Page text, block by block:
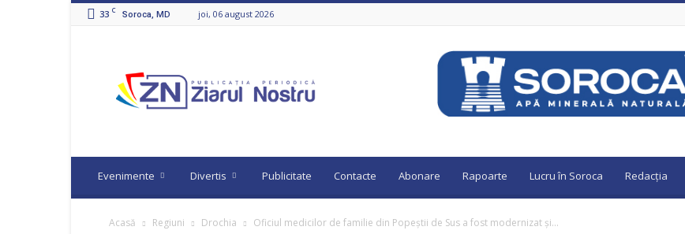
33 C Soroca, MD joi, 06 august 2026
Nostru
Evenimente Divertis Publicitate Contacte Abonare Rapoarte Lucru în Soroca Redacția
Acasă Regiuni Drochia Oficiul medicilor de familie din Popeștii de Sus a fost modernizat și...